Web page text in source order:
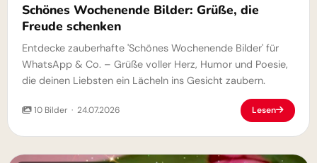
Schönes Wochenende Bilder: Grüße, die
Freude schenken
Entdecke zauberhafte 'Schönes Wochenende Bilder' für
WhatsApp & Co. – Grüße voller Herz, Humor und Poesie,
die deinen Liebsten ein Lächeln ins Gesicht zaubern.
10 Bilder · 24.07.2026 Lesen